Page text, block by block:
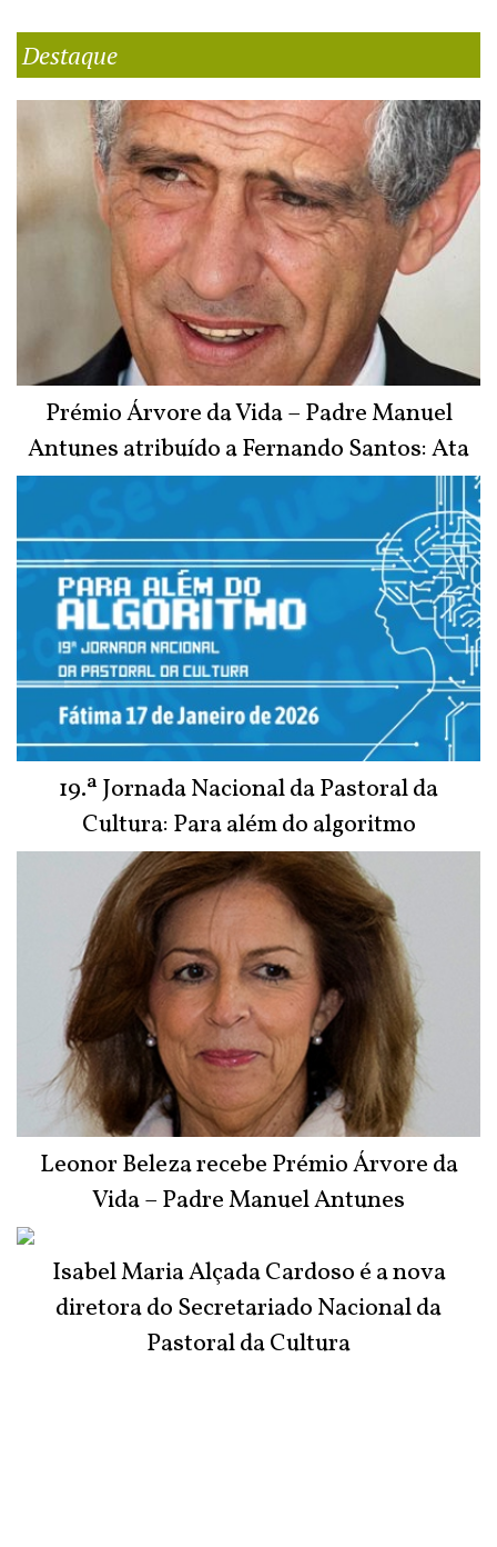
Destaque
Prémio Árvore da Vida – Padre Manuel
Antunes atribuído a Fernando Santos: Ata
do Júri
19.ª Jornada Nacional da Pastoral da
Cultura: Para além do algoritmo
Leonor Beleza recebe Prémio Árvore da
Vida – Padre Manuel Antunes
Isabel Maria Alçada Cardoso é a nova
diretora do Secretariado Nacional da
Pastoral da Cultura